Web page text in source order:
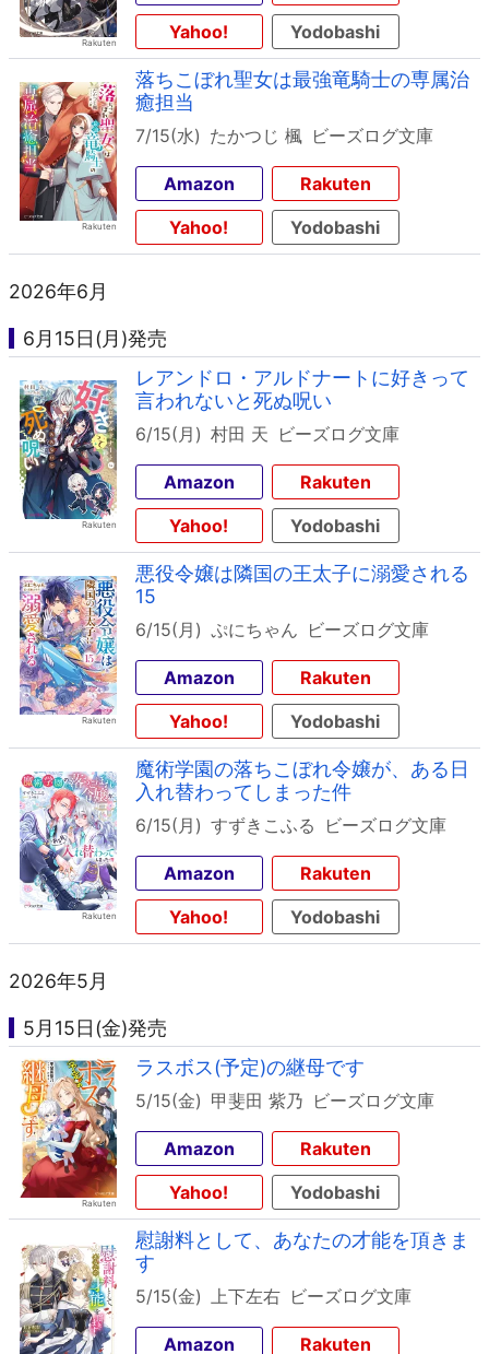
Yahoo!
Yodobashi
落ちこぼれ聖女は最強竜騎士の専属治
癒担当
7/15(水) たかつじ 楓 ビーズログ文庫
Amazon
Rakuten
Yahoo!
Yodobashi
2026年6月
6月15日(月)発売
レアンドロ・アルドナートに好きって
言われないと死ぬ呪い
6/15(月) 村田 天 ビーズログ文庫
Amazon
Rakuten
Yahoo!
Yodobashi
悪役令嬢は隣国の王太子に溺愛される
15
6/15(月) ぷにちゃん ビーズログ文庫
Amazon
Rakuten
Yahoo!
Yodobashi
魔術学園の落ちこぼれ令嬢が、ある日
入れ替わってしまった件
6/15(月) すずきこふる ビーズログ文庫
Amazon
Rakuten
Yahoo!
Yodobashi
2026年5月
5月15日(金)発売
ラスボス(予定)の継母です
5/15(金) 甲斐田 紫乃 ビーズログ文庫
Amazon
Rakuten
Yahoo!
Yodobashi
慰謝料として、あなたの才能を頂きま
す
5/15(金) 上下左右 ビーズログ文庫
Amazon Rakuten